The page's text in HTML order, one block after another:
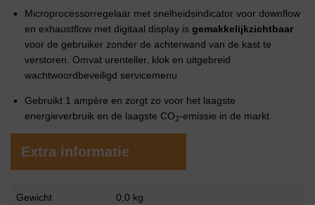
Microprocessorregelaar met snelheidsindicator voor downflow
en exhaustflow met digitaal display is gemakkelijkzichtbaar
voor de gebruiker zonder de achterwand van de kast te
verstoren. Omvat urenteller, klok en uitgebreid
wachtwoordbeveiligd servicemenu
Gebruikt 1 ampère en zorgt zo voor het laagste
energieverbruik en de laagste CO2-emissie in de markt
Extra informatie
Gewicht 0,0 kg